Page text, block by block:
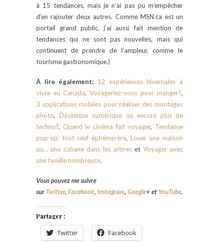
à 15 tendances, mais je n’ai pas pu m’empêcher
d’en rajouter deux autres. Comme MSN.ca est un
portail grand public, j’ai aussi fait mention de
tendances qui ne sont pas nouvelles, mais qui
continuent de prendre de l’ampleur, comme le
tourisme gastronomique.)
À lire également: 12 expériences hivernales à
vivre au Canada, Voyageriez-vous pour manger?,
3 applications mobiles pour réaliser des montages
photo, Désinntox numérique ou encore plus de
techno?, Quand le cinéma fait voyager, Tendance
pop-up: tout sauf éphémerère, Louer une maison
ou… une cabane dans les arbreset Voyager avec
une famille nombreuse.
Vous pouvez me suivre
sur Twitter, Facebook, Instagram, Google+ et YouTube.
Partager :
Twitter Facebook